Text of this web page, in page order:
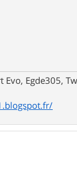
Evo, Egde305,